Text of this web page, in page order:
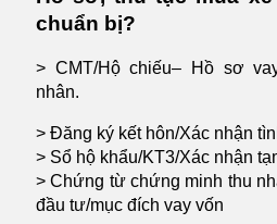
chuẩn bị?
> CMT/Hộ chiếu– Hồ sơ
nhân.
> Đăng ký kết hôn/Xác nhận
> Sổ hộ khẩu/KT3/Xác nhận
> Chứng từ chứng minh thu
đầu tư/mục đích vay vốn